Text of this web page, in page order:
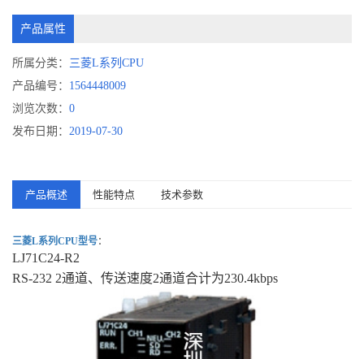
产品属性
所属分类： 三菱L系列CPU
产品编号： 1564448009
浏览次数： 0
发布日期： 2019-07-30
产品概述 性能特点 技术参数
三菱L系列CPU型号：
LJ71C24-R2
RS-232 2通道、传送速度2通道合计为230.4kbps